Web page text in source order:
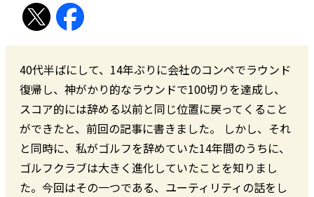
40代半ばにして、14年ぶりに会社のコンペでラウンド
復帰し、神がかり的なラウンドで100切りを達成し、
スコア的には辞める以前と同じ位置に戻ってくること
ができたと、前回の記事に書きました。 しかし、それ
と同時に、私がゴルフを辞めていた14年間のうちに、
ゴルフクラブは大きく進化していたことを知りまし
た。今回はその一つである、ユーティリティの話をし